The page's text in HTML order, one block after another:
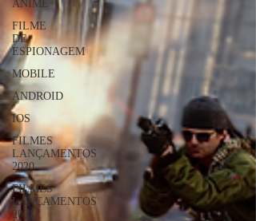
ANIME
FILME
DE
ESPIONAGEM
MOBILE
ANDROID
IOS
FILMES
LANÇAMENTOS
2020
FILMES
LANÇAMENTOS
2021